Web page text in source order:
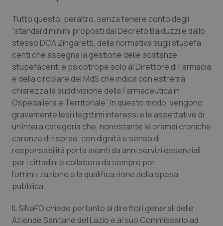
Provincia Autonoma di Trento
Puglia
Sardegna
Sicilia
Toscana
Umbria
Valle D’Aosta
Veneto
Ipertensione & Scompenso
Malattie rare
Malattia di Crohn & Rettocolite Ulcerosa
Neuroscienze & patologie neurodegenerative
Obesità
Oftalmologia
Oncodermatologia
Oncoematologia
Tutto questo, peraltro, senza tenere conto degli
“standard minimi proposti dal Decreto Balduzzi e dallo
stesso DCA Zingaretti, della normativa sugli stupefa-
centi che assegna la gestione delle sostanze
stupefacenti e psicotrope solo al Direttore di Farmacia
e della circolare del MdS che indica con estrema
chiarezza la suddivisione della Farmaceutica in
Ospedaliera e Territoriale”. In questo modo, vengono
gravemente lesi i legittimi interessi e le aspettative di
un’intera categoria che, nonostante le oramai croniche
carenze di risorse, con dignità e senso di
responsabilità porta avanti da anni servizi essenziali
per i cittadini e collabora da sempre per
l’ottimizzazione e la qualificazione della spesa
pubblica.
IL SiNaFO chiede pertanto ai direttori generali delle
Aziende Sanitarie del Lazio e al suo Commissario ad